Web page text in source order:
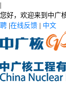
您好，欢迎来到中广
聘 在线反馈 中文